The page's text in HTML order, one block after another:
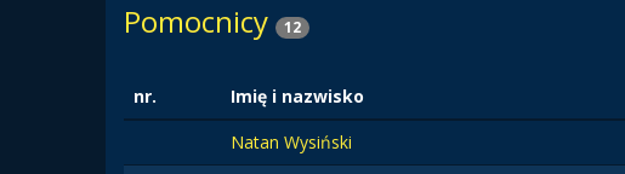
Pomocnicy 12
nr. Imię i nazwisko
Natan Wysiński